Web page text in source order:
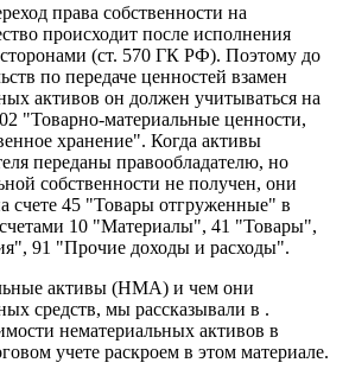
права собственности на
происходит после исполнения
сторонами (ст. 570 ГК РФ). Поэтому до
по передаче ценностей взамен
активов он должен учитываться на
"Товарно-материальные ценности,
хранение". Когда активы
переданы правообладателю, но
собственности не получен, они
счете 45 "Товары отгруженные" в
10 "Материалы", 41 "Товары",
91 "Прочие доходы и расходы".
активы (НМА) и чем они
средств, мы рассказывали в .
нематериальных активов в
учете раскроем в этом материале.